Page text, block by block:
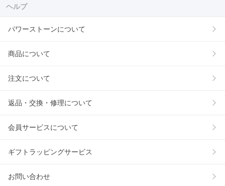
ヘルプ
パワーストーンについて
商品について
注文について
返品・交換・修理について
会員サービスについて
ギフトラッピングサービス
お問い合わせ